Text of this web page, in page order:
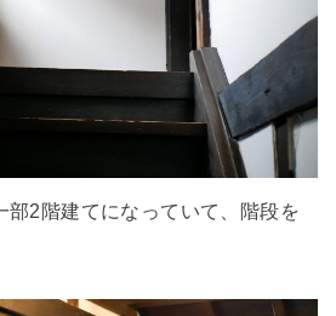
部2階建てになっていて、階段を